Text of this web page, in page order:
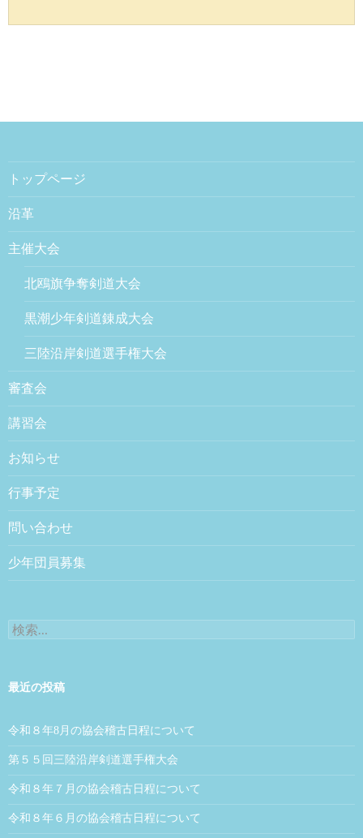
トップページ
沿革
主催大会
北鴎旗争奪剣道大会
黒潮少年剣道錬成大会
三陸沿岸剣道選手権大会
審査会
講習会
お知らせ
行事予定
問い合わせ
少年団員募集
検索:
最近の投稿
令和８年8月の協会稽古日程について
第５５回三陸沿岸剣道選手権大会
令和８年７月の協会稽古日程について
令和８年６月の協会稽古日程について